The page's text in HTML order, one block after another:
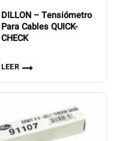
DILLON – Tensiómetro
Para Cables QUICK-
CHECK
LEER